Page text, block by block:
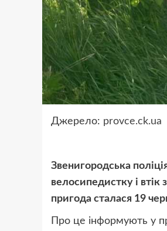
Джерело: provce.ck.ua
Звенигородська
велосипедистку і
пригода сталася 19
Про це інформують у